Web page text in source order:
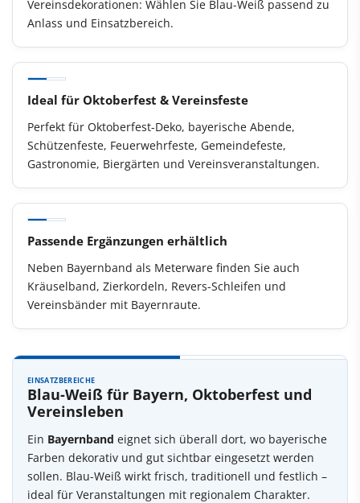
Vereinsdekorationen: Wählen Sie Blau-Weiß passend zu
Anlass und Einsatzbereich.
Ideal für Oktoberfest & Vereinsfeste
Perfekt für Oktoberfest-Deko, bayerische Abende,
Schützenfeste, Feuerwehrfeste, Gemeindefeste,
Gastronomie, Biergärten und Vereinsveranstaltungen.
Passende Ergänzungen erhältlich
Neben Bayernband als Meterware finden Sie auch
Kräuselband, Zierkordeln, Revers-Schleifen und
Vereinsbänder mit Bayernraute.
EINSATZBEREICHE
Blau-Weiß für Bayern, Oktoberfest und
Vereinsleben
Ein Bayernband eignet sich überall dort, wo bayerische
Farben dekorativ und gut sichtbar eingesetzt werden
sollen. Blau-Weiß wirkt frisch, traditionell und festlich –
ideal für Veranstaltungen mit regionalem Charakter.